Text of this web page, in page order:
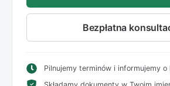
Bezpłatna
Pilnujemy terminów i informujemy